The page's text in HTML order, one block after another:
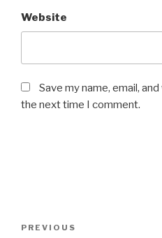
Website
Save my name, email,
the next time I comment.
Previous
PREVIOUS